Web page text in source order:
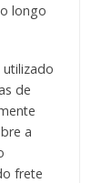
longo
de
a
frete